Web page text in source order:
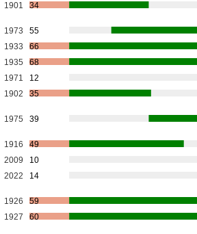
1901 34
1973
55
1933
66
1935
68
1971
12
1902 35
1975 39
1916
49
2009
10
2022 14
1926
59
1927 60